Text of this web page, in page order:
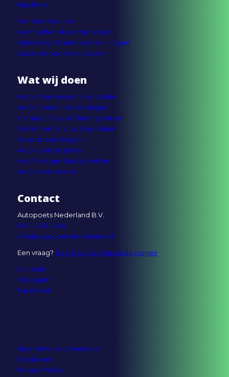
Klachten
Werken voor ons
Aanmelden als autopoetser
Opleiding tot autopoetser volgen
Losse autopoets cursussen
Wat wij doen
Auto laten reinigen op locatie
Auto interieur laten reinigen
Camper / caravan laten poetsen
Schimmel uit auto laten halen
Geur uit auto krijgen
Auto laten polijsten
Vrachtwagen laten poetsen
Auto laten waxen
Contact
Autopoets Nederland B.V.
085 – 130 25 64
info@autopoetsnederland.nl
Een vraag? Bekijk de veelgestelde vragen.
LinkedIn
Instagram
Facebook
Algemene voorwaarden
Disclaimer
Privacy Policy